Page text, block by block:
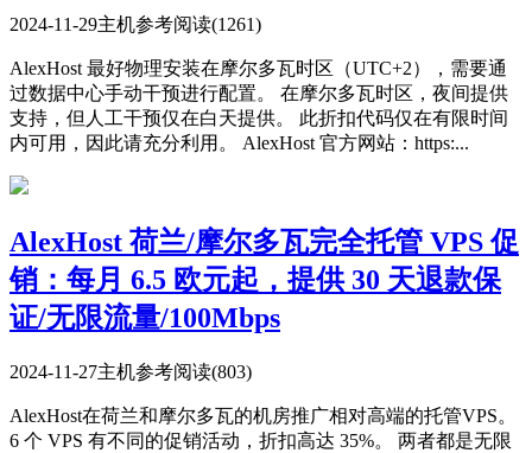
2024-11-29主机参考阅读(1261)
AlexHost 最好物理安装在摩尔多瓦时区（UTC+2），需要通
过数据中心手动干预进行配置。 在摩尔多瓦时区，夜间提供
支持，但人工干预仅在白天提供。 此折扣代码仅在有限时间
内可用，因此请充分利用。 AlexHost 官方网站：https:...
AlexHost 荷兰/摩尔多瓦完全托管 VPS 促
销：每月 6.5 欧元起，提供 30 天退款保
证/无限流量/100Mbps
2024-11-27主机参考阅读(803)
AlexHost在荷兰和摩尔多瓦的机房推广相对高端的托管VPS。
6 个 VPS 有不同的促销活动，折扣高达 35%。 两者都是无限